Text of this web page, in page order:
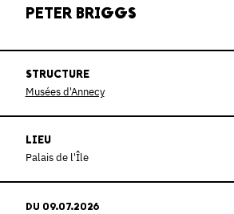
PETER BRIGGS
STRUCTURE
Musées d'Annecy
LIEU
Palais de l'Île
DU 09.07.2026